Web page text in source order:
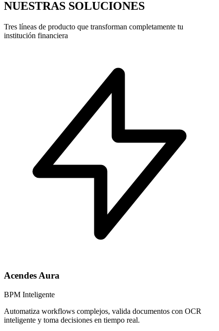
NUESTRAS SOLUCIONES
Tres líneas de producto que transforman completamente tu
institución financiera
Acendes Aura
BPM Inteligente
Automatiza workflows complejos, valida documentos con OCR
inteligente y toma decisiones en tiempo real.